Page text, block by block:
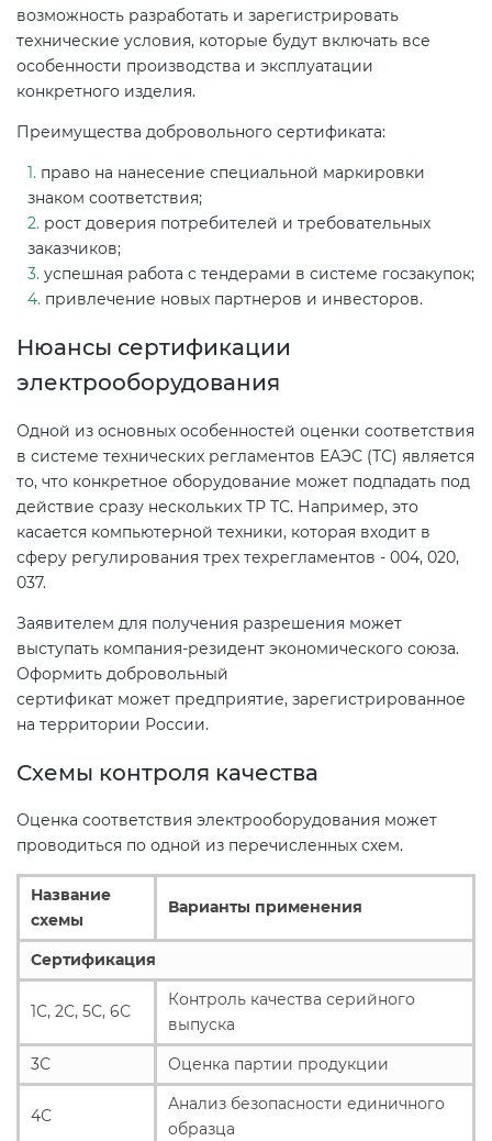
возможность разработать и зарегистрировать
технические условия, которые будут включать все
особенности производства и эксплуатации
конкретного изделия.
Преимущества добровольного сертификата:
право на нанесение специальной маркировки
знаком соответствия;
рост доверия потребителей и требовательных
заказчиков;
успешная работа с тендерами в системе госзакупок;
привлечение новых партнеров и инвесторов.
Нюансы сертификации
электрооборудования
Одной из основных особенностей оценки соответствия
в системе технических регламентов ЕАЭС (ТС) является
то, что конкретное оборудование может подпадать под
действие сразу нескольких ТР ТС. Например, это
касается компьютерной техники, которая входит в
сферу регулирования трех техрегламентов - 004, 020,
037.
Заявителем для получения разрешения может
выступать компания-резидент экономического союза.
Оформить добровольный
сертификат может предприятие, зарегистрированное
на территории России.
Схемы контроля качества
Оценка соответствия электрооборудования может
проводиться по одной из перечисленных схем.
Название
схемы
Варианты применения
Сертификация
1С, 2С, 5С, 6С
Контроль качества серийного
выпуска
3С
Оценка партии продукции
4С
Анализ безопасности единичного
образца